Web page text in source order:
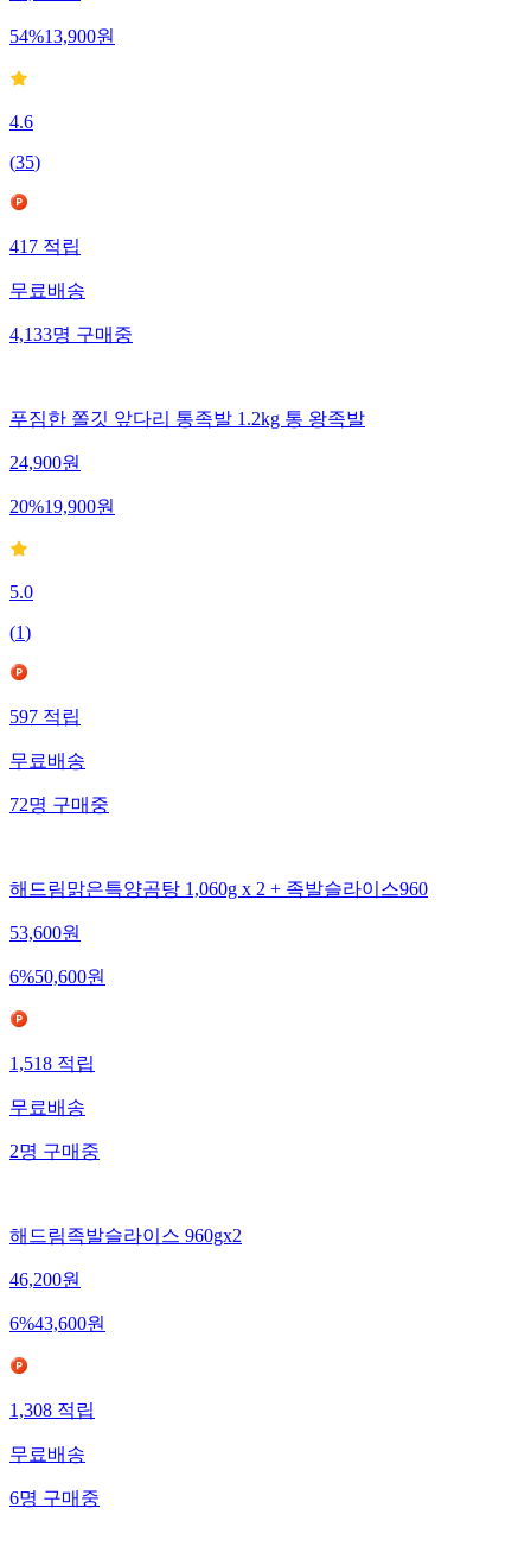
54%13,900원
4.6
(35)
417 적립
무료배송
4,133명 구매중
푸짐한 쫄깃 앞다리 통족발 1.2kg 통 왕족발
24,900원
20%19,900원
5.0
(1)
597적립
무료배송
72명구매중
해드림맑은특양곰탕 1,060g x 2 + 족발슬라이스960
53,600원
6%50,600원
1,518적립
무료배송
2명구매중
해드림족발슬라이스 960gx2
46,200원
6%43,600원
1,308적립
무료배송
6명구매중